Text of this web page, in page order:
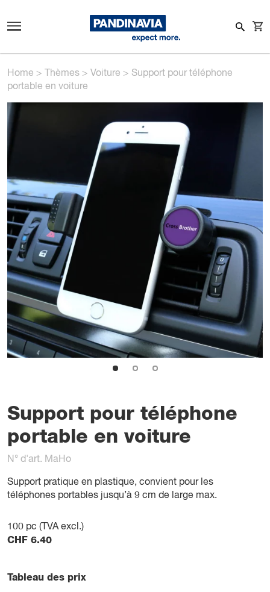
Home > Thèmes > Voiture > Support pour téléphone
portable en voiture
Support pour téléphone
portable en voiture
N° d'art. MaHo
Support pratique en plastique, convient pour les
téléphones portables jusqu’à 9 cm de large max.
100 pc (TVA excl.)
CHF 6.40
Tableau des prix